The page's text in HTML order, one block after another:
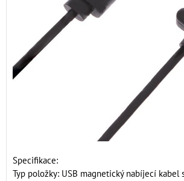
Specifikace:
Typ položky: USB magnetický nabíjecí kabel